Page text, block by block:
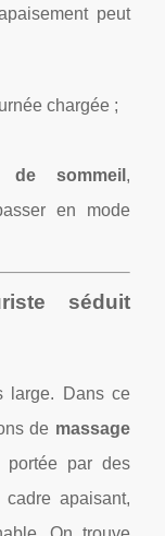
peut
chargée ;
de sommeil ,
en mode
séduit
large. Dans ce
de massage
portée par des
apaisant,